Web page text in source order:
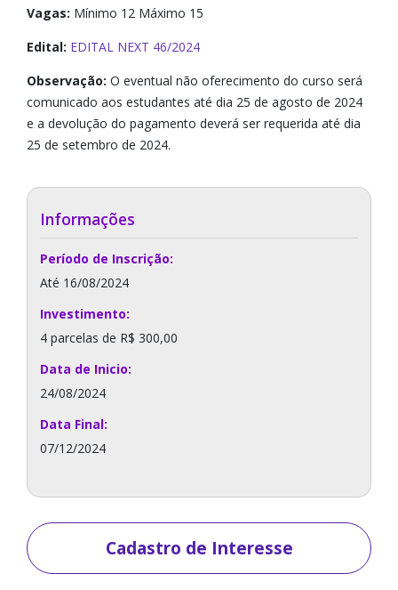
Vagas: Mínimo 12 Máximo 15
Edital: EDITAL NEXT 46/2024
Observação: O eventual não oferecimento do curso será
comunicado aos estudantes até dia 25 de agosto de 2024
e a devolução do pagamento deverá ser requerida até dia
25 de setembro de 2024.
Informações
Período de Inscrição:
Até 16/08/2024
Investimento:
4 parcelas de R$ 300,00
Data de Inicio:
24/08/2024
Data Final:
07/12/2024
Cadastro de Interesse